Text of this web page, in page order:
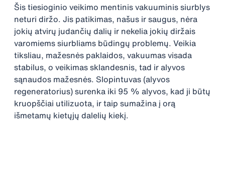
Šis tiesioginio veikimo mentinis vakuuminis siurblys
neturi diržo. Jis patikimas, našus ir saugus, nėra
jokių atvirų judančių dalių ir nekelia jokių diržais
varomiems siurbliams būdingų problemų. Veikia
tiksliau, mažesnės paklaidos, vakuumas visada
stabilus, o veikimas sklandesnis, tad ir alyvos
sąnaudos mažesnės. Slopintuvas (alyvos
regeneratorius) surenka iki 95 % alyvos, kad ji būtų
kruopščiai utilizuota, ir taip sumažina į orą
išmetamų kietųjų dalelių kiekį.